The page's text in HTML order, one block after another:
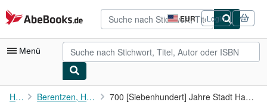
Zum Hauptinhalt
AbeBooks.de EUR
Seite
der
Einkaufseinstellungen.
Login
Menü
Nutzerkonto
Home Berentzen, Hans (Mitarb.): 700 [Siebenhundert] Jahre Stadt Haselünne : 1272 - 1972. [hrsg. ...